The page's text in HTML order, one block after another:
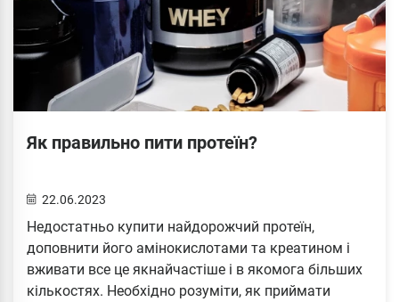
Як правильно пити протеїн?
22.06.2023
Недостатньо купити найдорожчий протеїн,
доповнити його амінокислотами та креатином і
вживати все це якнайчастіше і в якомога більших
кількостях. Необхідно розуміти, як приймати